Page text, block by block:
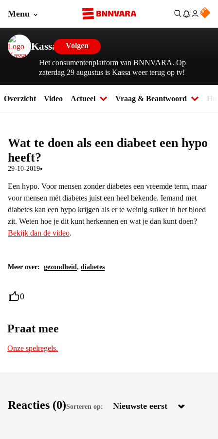
Menu
Kassa Volgen
Het consumentenplatform van BNNVARA. Op
zaterdag 29 augustus is Kassa weer terug op tv!
Overzicht Video Actueel Vraag & Beantwoord
Wat te doen als een diabeet een hypo
heeft?
29-10-2019•
Een hypo. Voor mensen zonder diabetes een vreemde term, maar
voor mensen mét diabetes juist een heel bekende. Iemand met
diabetes kan een hypo krijgen als er te weinig suiker in het bloed
zit. Weten hoe je dit kunt herkennen en wat je dan kunt doen?
Bekijk dan de video.
Meer over: gezondheid,diabetes
0
Praat mee
Onze spelregels.
Reacties (0)Sorteren op: